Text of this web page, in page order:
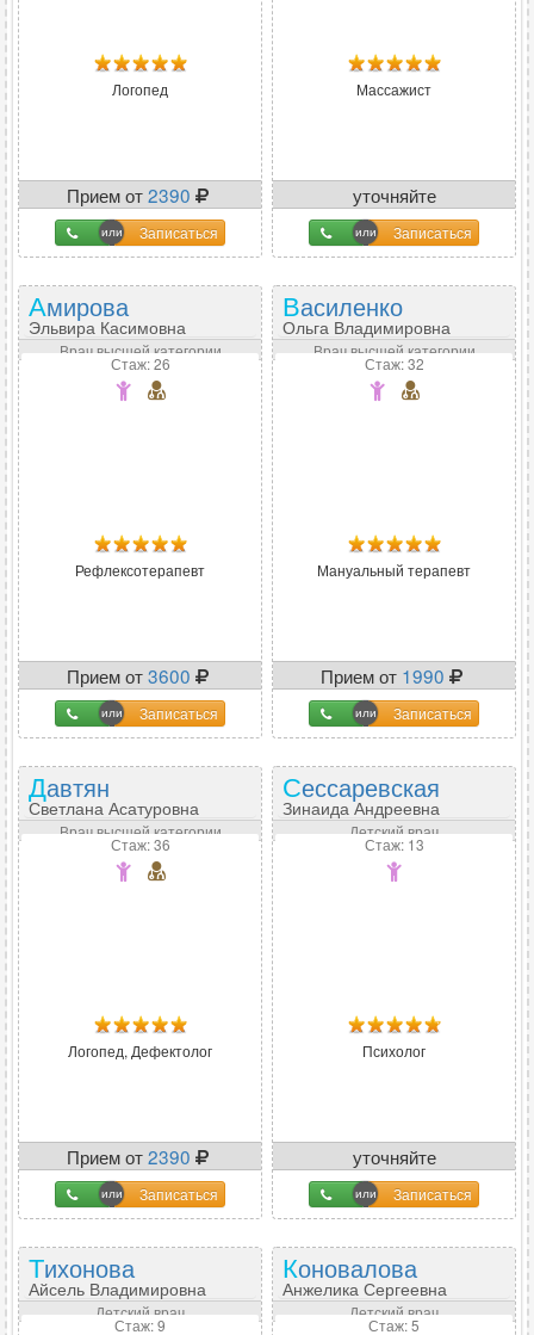
Логопед
Прием от2390
Записаться
Массажист
уточняйте
Записаться
Амирова
Эльвира Касимовна
Врач высшей категории
Стаж: 26
Рефлексотерапевт
Прием от3600
Записаться
Василенко
Ольга Владимировна
Врач высшей категории
Стаж: 32
Мануальный терапевт
Прием от 1990
Записаться
Давтян
Светлана Асатуровна
Врач высшей категории
Стаж: 36
Логопед, Дефектолог
Прием от2390
Записаться
Сессаревская
Зинаида Андреевна
Детский врач
Стаж: 13
Психолог
уточняйте
Записаться
Тихонова
Айсель Владимировна
Детский врач
Стаж: 9
Коновалова
Анжелика Сергеевна
Детский врач
Стаж: 5